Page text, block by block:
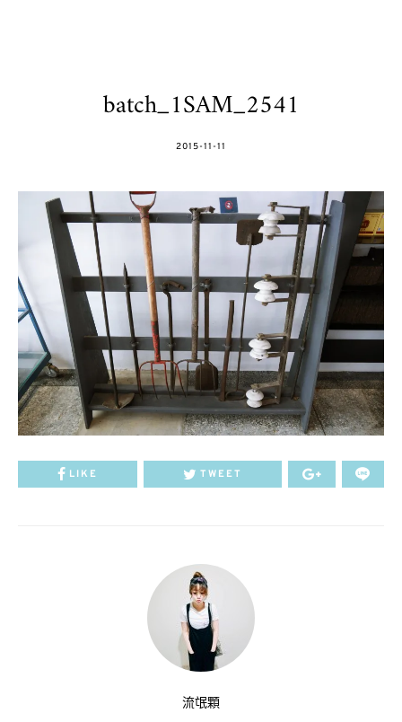
batch_1SAM_2541
POSTED
2015-11-11
LIKE TWEET
流氓顆